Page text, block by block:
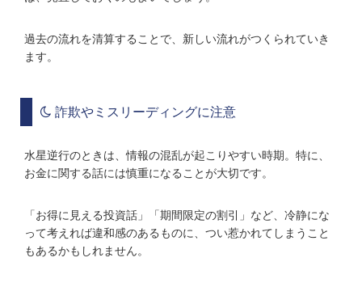
過去の流れを清算することで、新しい流れがつくられていき
ます。
詐欺やミスリーディングに注意
水星逆行のときは、情報の混乱が起こりやすい時期。特に、
お金に関する話には慎重になることが大切です。
「お得に見える投資話」「期間限定の割引」など、冷静にな
って考えれば違和感のあるものに、つい惹かれてしまうこと
もあるかもしれません。